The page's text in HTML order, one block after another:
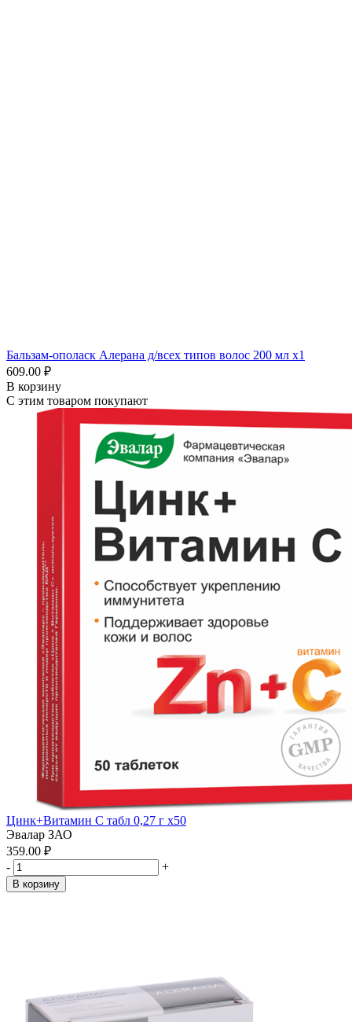
Бальзам-ополаск Алерана д/всех типов волос 200 мл x1
609.00 ₽
В корзину
С этим товаром покупают
Цинк+Витамин С табл 0,27 г x50
Эвалар ЗАО
359.00 ₽
-
+
В корзину